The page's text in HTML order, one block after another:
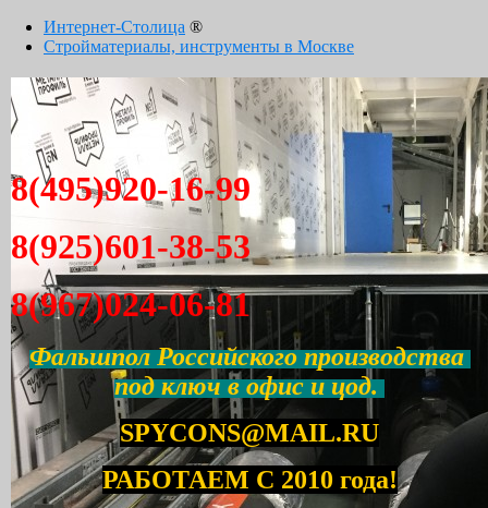
Интернет-Столица ®
Стройматериалы, инструменты в Москве
8(495)920-16-99
8(925)601-38-53
8(967)024-06-81
Фальшпол Российского производства
под ключ в офис и цод.
SPYCONS@MAIL.RU
РАБОТАЕМ С 2010 года!